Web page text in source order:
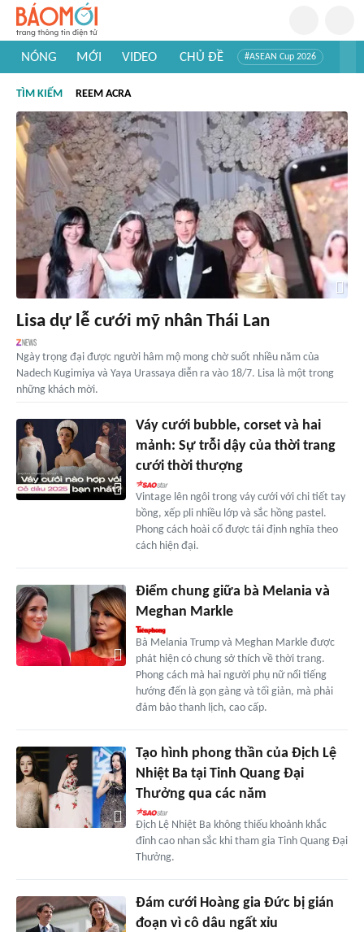
NÓNG MỚI VIDEO CHỦ ĐỀ #ASEAN Cup 2026
#Khám phá thế giới
TÌM KIẾM REEM ACRA
Lisa dự lễ cưới mỹ nhân Thái Lan
Ngày trọng đại được người hâm mộ mong chờ suốt nhiều năm của
Nadech Kugimiya và Yaya Urassaya diễn ra vào 18/7. Lisa là một trong
những khách mời.
Váy cưới bubble, corset và hai
mảnh: Sự trỗi dậy của thời trang
cưới thời thượng
Vintage lên ngôi trong váy cưới với chi tiết tay
bồng, xếp pli nhiều lớp và sắc hồng pastel.
Phong cách hoài cổ được tái định nghĩa theo
cách hiện đại.
Điểm chung giữa bà Melania và
Meghan Markle
Bà Melania Trump và Meghan Markle được
phát hiện có chung sở thích về thời trang.
Phong cách mà hai người phụ nữ nổi tiếng
hướng đến là gọn gàng và tối giản, mà phải
đảm bảo thanh lịch, cao cấp.
Tạo hình phong thần của Địch Lệ
Nhiệt Ba tại Tinh Quang Đại
Thưởng qua các năm
Địch Lệ Nhiệt Ba không thiếu khoảnh khắc
đỉnh cao nhan sắc khi tham gia Tinh Quang Đại
Thưởng.
Đám cưới Hoàng gia Đức bị gián
đoạn vì cô dâu ngất xỉu